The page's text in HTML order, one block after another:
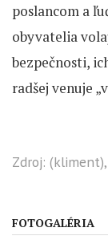
poslancom a
obyvatelia
bezpečnosti,
radšej venuje
Zdroj:
FOTOGALÉRIA